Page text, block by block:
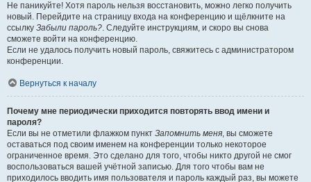
Не паникуйте! Хотя пароль нельзя восстановить, можно легко получить
новый. Перейдите на страницу входа на конференцию и щёлкните на
ссылку Забыли пароль?. Следуйте инструкциям, и скоро вы снова
сможете войти на конференцию.
Если не удалось получить новый пароль, свяжитесь с администратором
конференции.
Вернуться к началу
Почему мне периодически приходится повторять ввод имени и
пароля?
Если вы не отметили флажком пункт Запомнить меня, вы сможете
оставаться под своим именем на конференции только некоторое
ограниченное время. Это сделано для того, чтобы никто другой не смог
воспользоваться вашей учётной записью. Для того чтобы вам не
приходилось вводить имя пользователя и пароль каждый раз, вы можете